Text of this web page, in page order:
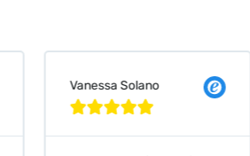
Vanessa Solano
